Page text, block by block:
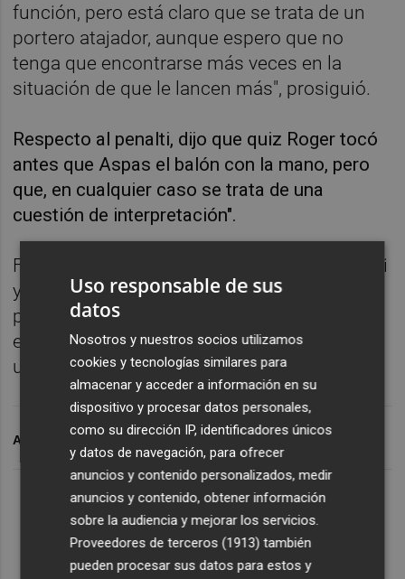
función, pero está claro que se trata de un
portero atajador, aunque espero que no
tenga que encontrarse más veces en la
situación de que le lancen más", prosiguió.
Respecto al penalti, dijo que quiz Roger tocó
antes que Aspas el balón con la mano, pero
que, en cualquier caso se trata de una
cuestión de interpretación".
Finalmente explicó que los cambios de Cervi
y Tapia en el descanso se debieron a que el
primero tiene problemas físicos desde el
encuentro ante el Real Madrid y Tapia tenía
una tarjeta.
ARCHIVADO EN LEVANTE UD PLAZA GRANOTA
Uso responsable de sus
datos
Nosotros y nuestros socios utilizamos
cookies y tecnologías similares para
almacenar y acceder a información en su
dispositivo y procesar datos personales,
como su dirección IP, identificadores únicos
y datos de navegación, para ofrecer
anuncios y contenido personalizados, medir
anuncios y contenido, obtener información
sobre la audiencia y mejorar los servicios.
Proveedores de terceros (1913) también
pueden procesar sus datos para estos y